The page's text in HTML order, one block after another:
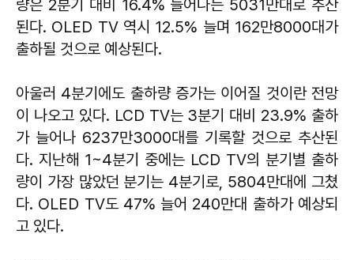
량은 2분기 대비 16.4% 늘어나는 5031만대로 추산
된다. OLED TV 역시 12.5% 늘며 162만8000대가
출하될 것으로 예상된다.
아울러 4분기에도 출하량 증가는 이어질 것이란 전망
이 나오고 있다. LCD TV는 3분기 대비 23.9% 출하
가 늘어나 6237만3000대를 기록할 것으로 추산된
다. 지난해 1~4분기 중에는 LCD TV의 분기별 출하
량이 가장 많았던 분기는 4분기로, 5804만대에 그쳤
다. OLED TV도 47% 늘어 240만대 출하가 예상되
고 있다.